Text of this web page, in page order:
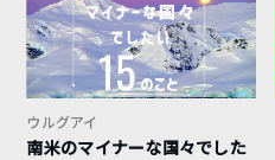
ウルグアイ
南米のマイナーな国々でした